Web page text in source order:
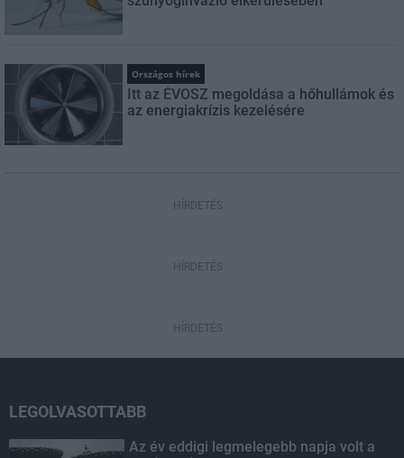
Országos hírek
Itt az ÉVOSZ megoldása a hőhullámok és
az energiakrízis kezelésére
HÍRDETÉS
HÍRDETÉS
HÍRDETÉS
LEGOLVASOTTABB
Az év eddigi legmelegebb napja volt a